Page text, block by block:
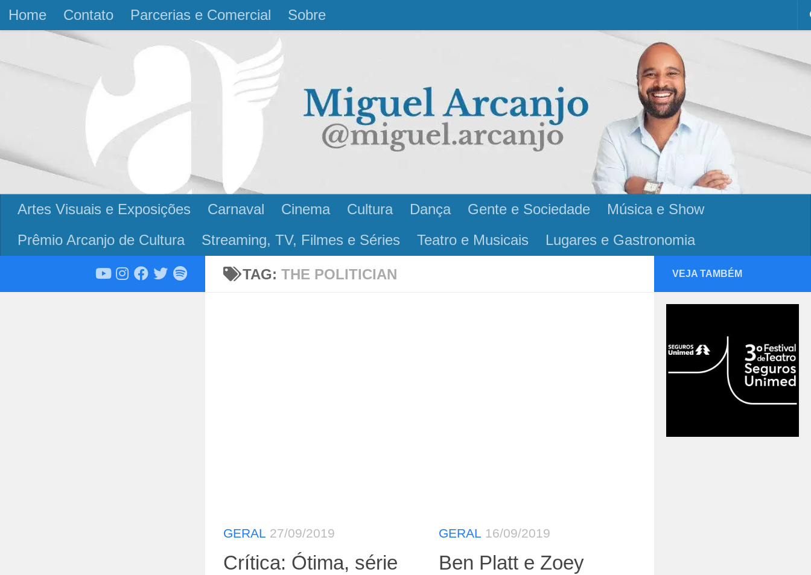
Skip to content
Home Contato Parcerias e Comercial Sobre
Artes Visuais e Exposições Carnaval Cinema Cultura Dança Gente e Sociedade
Música e Show
Prêmio Arcanjo de Cultura
Streaming, TV, Filmes e Séries Teatro e Musicais Lugares e Gastronomia
TAG: THE POLITICIAN
GERAL 27/09/2019
Crítica: Ótima, série
GERAL 16/09/2019
Ben Platt e Zoey
VEJA TAMBÉM